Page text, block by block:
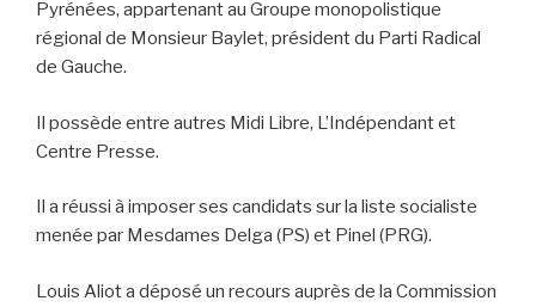
Pyrénées, appartenant au Groupe monopolistique
régional de Monsieur Baylet, président du Parti Radical
de Gauche.
Il possède entre autres Midi Libre, L’Indépendant et
Centre Presse.
Il a réussi à imposer ses candidats sur la liste socialiste
menée par Mesdames Delga (PS) et Pinel (PRG).
Louis Aliot a déposé un recours auprès de la Commission